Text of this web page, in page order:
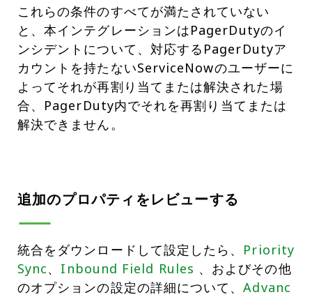
これらの条件のすべてが満たされていない
と、本インテグレーションはPagerDutyのイ
ンシデントについて、対応するPagerDutyア
カウントを持たないServiceNowのユーザーに
よってそれが再割り当てまたは解決された場
合、PagerDuty内でそれを再割り当てまたは
解決できません。
追加のプロパティをレビューする
統合をダウンロードして設定したら、 Priority
Sync、 Inbound Field Rules 、およびその他
のオプションの設定の詳細について、Advanc